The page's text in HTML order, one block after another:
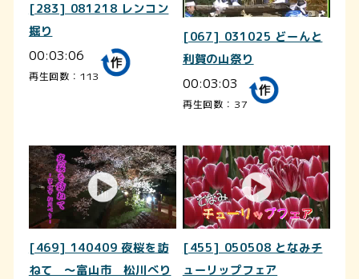
[283] 081218 レンコン
掘り
00:03:06
再生回数：113
[067] 031025 どーんと
利賀の山祭り
00:03:03
再生回数：37
[469] 140409 夜桜を訪
ねて ～富山市 松川べり
[455] 050508 となみチ
ューリップフェア